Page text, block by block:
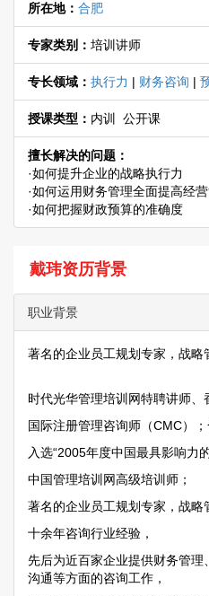
所在地： 合肥
专家类别： 培训讲师
专长领域： 执行力 | 财务咨询 |
授课类型： 内训 公开课
擅长解决的问题：
·如何提升企业的战略执行力
·如何运用财务管理全面提高经
·如何把握财政预算的准确度
戴玮资历背景
职业背景
著名的企业员工规划专家，战略
时代光华管理培训网特聘讲师、
国际注册管理咨询师（CMC）
入选“2005年度中国最具影响力
中国管理培训网高级培训师；
著名的企业员工规划专家，战略
十余年咨询行业经验，
先后为近百家企业提供财务管
沟通等方面的咨询工作，